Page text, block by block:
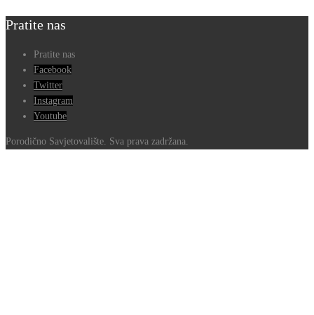
Pratite nas
Pratite nas
Facebook
Twitter
Instagram
Youtube
Porodično Savjetovalište. Sva prava zadržana.